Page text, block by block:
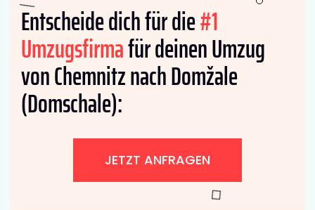
Entscheide dich für die#1
Umzugsfirmafür deinen Umzug
von Chemnitz nach Domžale
(Domschale):
JETZT ANFRAGEN